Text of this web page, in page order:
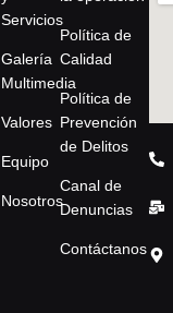
Servicios
Galería
Multimedia
Valores
Equipo
Nosotros
Política de
Calidad
Política de
Prevención
de Delitos
Canal de
Denuncias
Contáctanos